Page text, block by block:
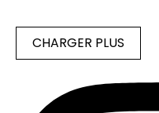
CHARGER PLUS